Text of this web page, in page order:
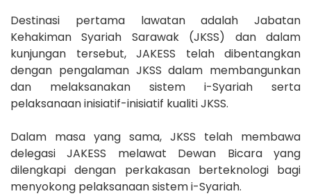
Destinasi pertama lawatan adalah Jabatan
Kehakiman Syariah Sarawak (JKSS) dan dalam
kunjungan tersebut, JAKESS telah dibentangkan
dengan pengalaman JKSS dalam membangunkan
dan melaksanakan sistem i-Syariah serta
pelaksanaan inisiatif-inisiatif kualiti JKSS.
Dalam masa yang sama, JKSS telah membawa
delegasi JAKESS melawat Dewan Bicara yang
dilengkapi dengan perkakasan berteknologi bagi
menyokong pelaksanaan sistem i-Syariah.